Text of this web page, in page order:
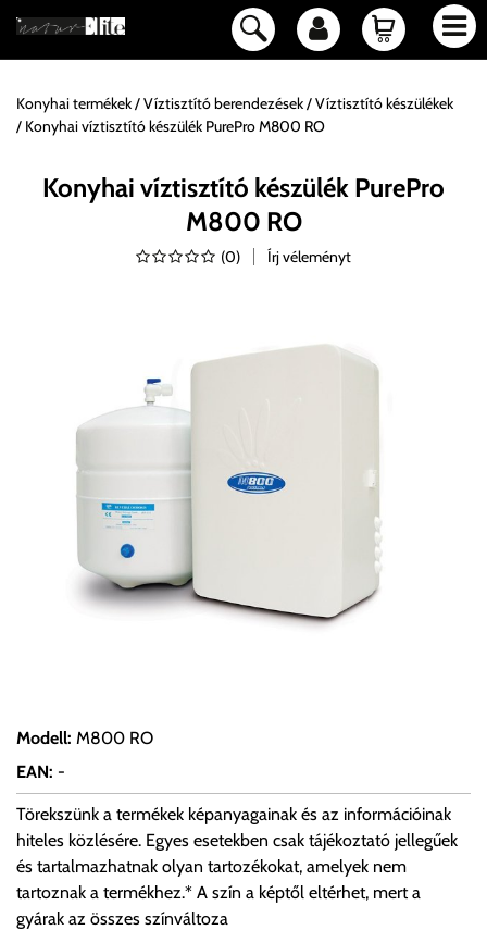
Konyhai termékek Víztisztító berendezések
Víztisztító készülékek
Konyhai víztisztító készülék PurePro M800 RO
Konyhai víztisztító készülék PurePro
M800 RO
(0) Írj véleményt
Modell: M800 RO
EAN: -
Törekszünk a termékek képanyagainak és az információinak
hiteles közlésére. Egyes esetekben csak tájékoztató jellegűek
és tartalmazhatnak olyan tartozékokat, amelyek nem
tartoznak a termékhez.* A szín a képtől eltérhet, mert a
gyárak az összes színváltoza